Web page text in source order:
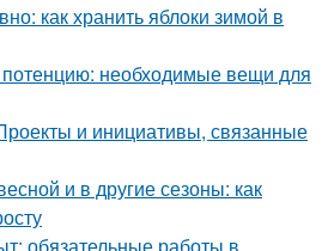
как хранить яблоки зимой в
необходимые вещи для
и инициативы, связанные
и в другие сезоны: как